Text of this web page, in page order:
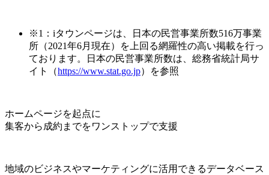
※1：iタウンページは、日本の民営事業所数516万事業
所（2021年6月現在）を上回る網羅性の高い掲載を行っ
ております。日本の民営事業所数は、総務省統計局サ
イト（https://www.stat.go.jp）を参照
ホームページを起点に
集客から成約までをワンストップで支援
地域のビジネスやマーケティングに活用できるデータベース